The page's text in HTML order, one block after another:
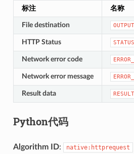
标注 名称
File destination OUTPUT
HTTP Status
Network error code
Network error message
Result data
Python代码
Algorithm ID: native:httprequest